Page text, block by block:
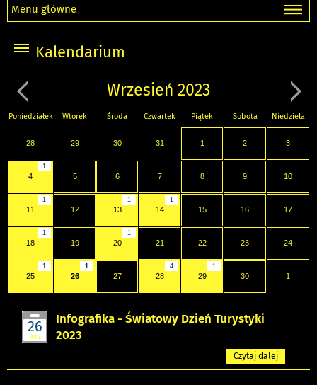
Menu główne
Kalendarium
Wrzesień 2023
Poniedziałek Wtorek Środa Czwartek Piątek Sobota Niedziela
28 29 30 31 1 2 3
1
4 5 6 7 8 9 10
1
11 12
1
13
1
14 15 16 17
1
18 19
1
20 21 22 23 24
1
25
1
26 27
4
28
1
29 30 1
26
wrz
Infografika - Światowy Dzień Turystyki
2023
Czytaj dalej